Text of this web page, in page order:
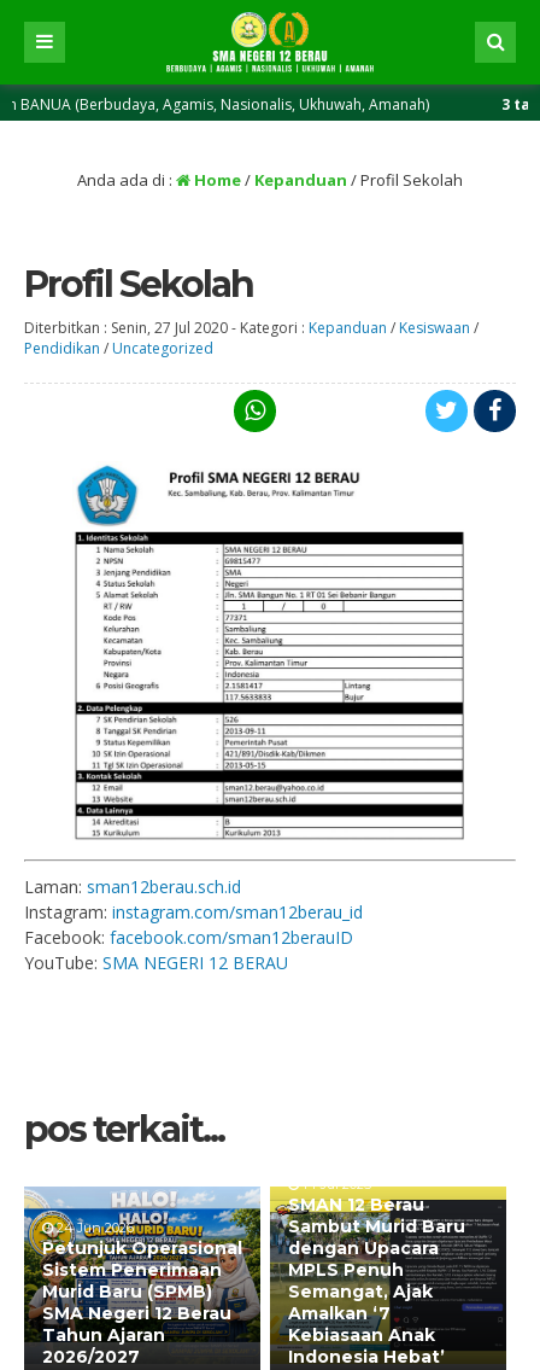
(Berbudaya, Agamis, Nasionalis, Ukhuwah, Amanah) 3 tahun
Anda ada di : Home/ Kepanduan /Profil Sekolah
Profil Sekolah
Diterbitkan : Senin, 27 Jul 2020- Kategori : Kepanduan / Kesiswaan /
Pendidikan / Uncategorized
Laman: sman12berau.sch.id
Instagram: instagram.com/sman12berau_id
Facebook: facebook.com/sman12berauID
YouTube: SMA NEGERI 12 BERAU
pos terkait...
24 Jun 2026
Petunjuk Operasional
Sistem Penerimaan
Murid Baru (SPMB)
SMA Negeri 12 Berau
Tahun Ajaran
2026/2027
14 Jul 2025
SMAN 12 Berau
Sambut Murid Baru
dengan Upacara
MPLS Penuh
Semangat, Ajak
Amalkan ‘7
Kebiasaan Anak
Indonesia Hebat’